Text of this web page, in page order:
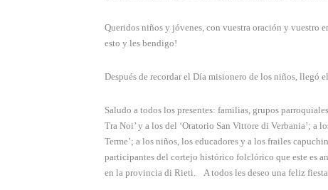
Queridos niños y jóvenes, con vuestra oración y vuestro
esto y les bendigo!
Después de recordar el Día misionero de los niños,
Saludo a todos los presentes: familias, grupos
Tra Noi’ y a los del ‘Oratorio San Vittore di Verbania’; a
Terme’; a los niños, los educadores y a los frailes
participantes del cortejo histórico folclórico que este es
en la provincia di Rieti. A todos les deseo una feliz